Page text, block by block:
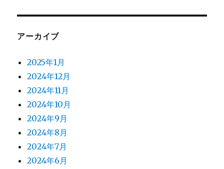
アーカイブ
2025年1月
2024年12月
2024年11月
2024年10月
2024年9月
2024年8月
2024年7月
2024年6月